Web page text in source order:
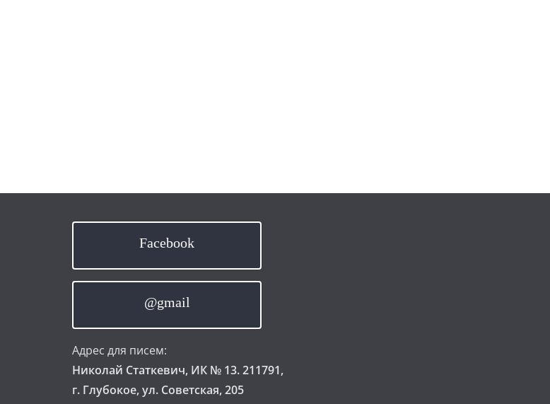
Facebook
@gmail
Адрес для писем:
Николай Статкевич, ИК № 13. 211791,
г. Глубокое, ул. Советская, 205